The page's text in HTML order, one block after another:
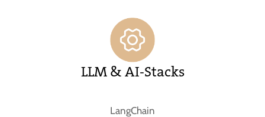
LLM & AI-Stacks
LangChain